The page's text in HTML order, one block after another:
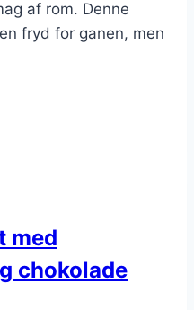
af rom. Denne
fryd for ganen, men
med
chokolade